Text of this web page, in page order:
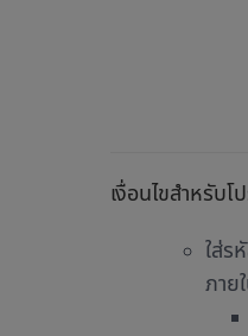
เงื่อนไขสำหรับโ
ใส่ร
ภาย